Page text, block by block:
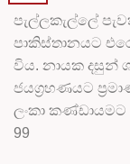
පැල්ලකැල්ලේ
පාකිස්තානයට
විය. නායක දසුන්
ජයග්‍රහණයට
ලංකා කණ්ඩායමට
99